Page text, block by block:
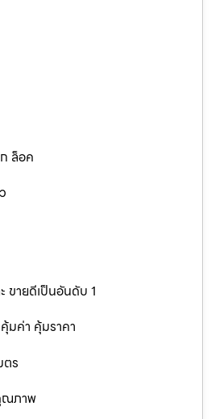
ล็อค
ขายดีเป็นอันดับ 1
มค่า คุ้มราคา
ตร
ณภาพ